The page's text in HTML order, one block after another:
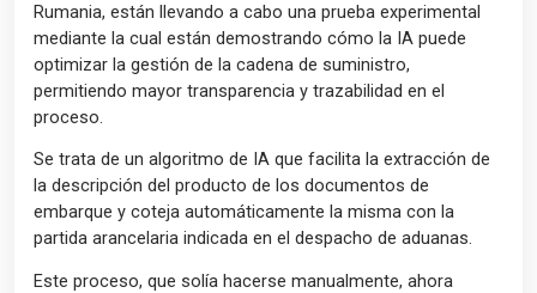
Rumania, están llevando a cabo una prueba experimental
mediante la cual están demostrando cómo la IA puede
optimizar la gestión de la cadena de suministro,
permitiendo mayor transparencia y trazabilidad en el
proceso.
Se trata de un algoritmo de IA que facilita la extracción de
la descripción del producto de los documentos de
embarque y coteja automáticamente la misma con la
partida arancelaria indicada en el despacho de aduanas.
Este proceso, que solía hacerse manualmente, ahora